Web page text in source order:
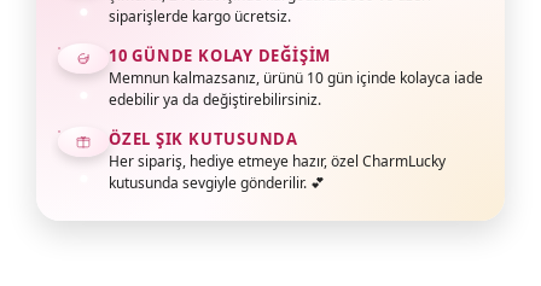
siparişlerde kargo ücretsiz.
10 GÜNDE KOLAY DEĞIŞIM
Memnun kalmazsanız, ürünü 10 gün içinde kolayca iade
edebilir ya da değiştirebilirsiniz.
ÖZEL ŞIK KUTUSUNDA
Her sipariş, hediye etmeye hazır, özel CharmLucky
kutusunda sevgiyle gönderilir. 💕